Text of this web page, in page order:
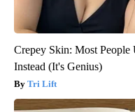
Crepey Skin: Most
Instead (It's Genius)
Tri Lift